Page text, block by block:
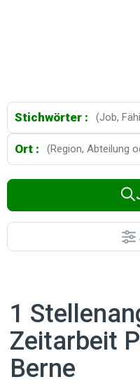
Stichwörter :
Ort :
1
Zeitarbeit
Berne